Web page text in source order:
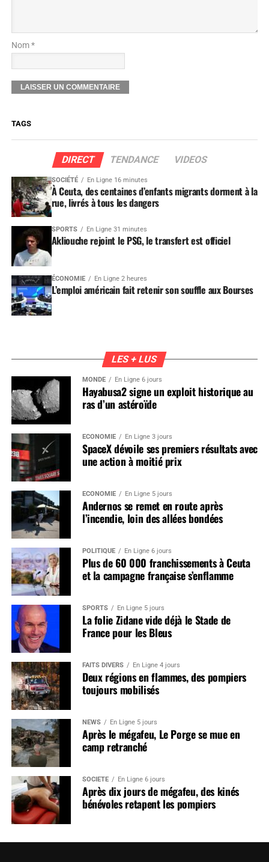
Nom *
TAGS
DIRECT TENDANCE VIDEOS
SOCIÉTÉ En Ligne 16 minutes
À Ceuta, des centaines d’enfants migrants dorment à la
rue, livrés à tous les dangers
SPORTS En Ligne 31 minutes
Akliouche rejoint le PSG, le transfert est officiel
ÉCONOMIE En Ligne 2 heures
L’emploi américain fait retenir son souffle aux Bourses
LES + LUS
MONDE En Ligne 6 jours
Hayabusa2 signe un exploit historique au
ras d’un astéroïde
ÉCONOMIE En Ligne 3 jours
SpaceX dévoile ses premiers résultats avec
une action à moitié prix
ÉCONOMIE En Ligne 5 jours
Andernos se remet en route après
l’incendie, loin des allées bondées
POLITIQUE En Ligne 6 jours
Plus de 60 000 franchissements à Ceuta
et la campagne française s’enflamme
SPORTS En Ligne 5 jours
La folie Zidane vide déjà le Stade de
France pour les Bleus
FAITS DIVERS En Ligne 4 jours
Deux régions en flammes, des pompiers
toujours mobilisés
NEWS En Ligne 5 jours
Après le mégafeu, Le Porge se mue en
camp retranché
SOCIÉTÉ En Ligne 6 jours
Après dix jours de mégafeu, des kinés
bénévoles retapent les pompiers